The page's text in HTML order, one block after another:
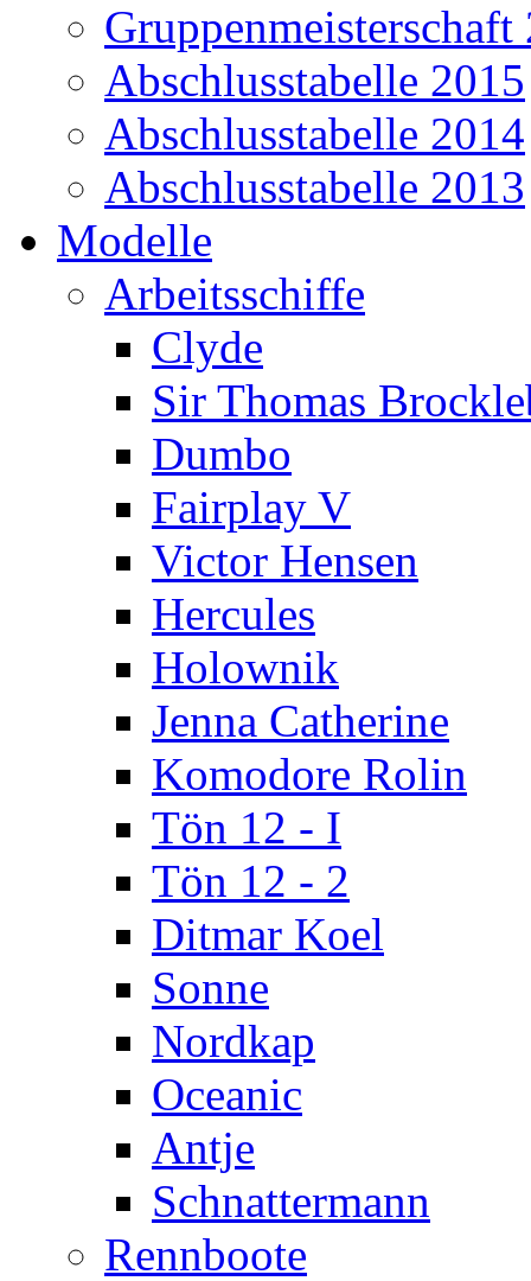
Gruppenmeisterschaft
Abschlusstabelle 2015
Abschlusstabelle 2014
Abschlusstabelle 2013
Modelle
Arbeitsschiffe
Clyde
Sir Thomas
Dumbo
Fairplay V
Victor Hensen
Hercules
Holownik
Jenna Catherine
Komodore Rolin
Tön 12 - I
Tön 12 - 2
Ditmar Koel
Sonne
Nordkap
Oceanic
Antje
Schnattermann
Rennboote